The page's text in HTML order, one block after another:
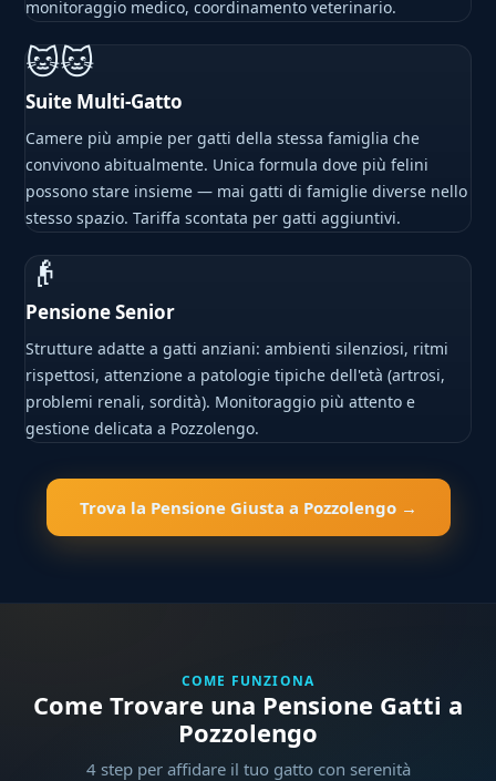
monitoraggio medico, coordinamento veterinario.
🐱🐱
Suite Multi-Gatto
Camere più ampie per gatti della stessa famiglia che
convivono abitualmente. Unica formula dove più felini
possono stare insieme — mai gatti di famiglie diverse nello
stesso spazio. Tariffa scontata per gatti aggiuntivi.
👴
Pensione Senior
Strutture adatte a gatti anziani: ambienti silenziosi, ritmi
rispettosi, attenzione a patologie tipiche dell'età (artrosi,
problemi renali, sordità). Monitoraggio più attento e
gestione delicata a Pozzolengo.
Trova la Pensione Giusta a Pozzolengo →
COME FUNZIONA
Come Trovare una Pensione Gatti a
Pozzolengo
4 step per affidare il tuo gatto con serenità